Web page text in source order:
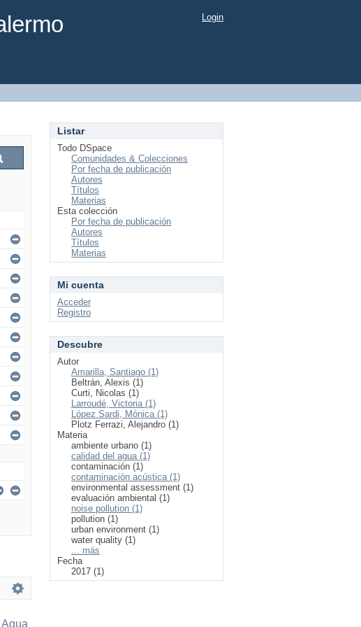
Login
Listar
Todo DSpace
Comunidades & Colecciones
Por fecha de publicación
Autores
Títulos
Materias
Esta colección
Por fecha de publicación
Autores
Títulos
Materias
Mi cuenta
Acceder
Registro
Descubre
Autor
Amarilla, Santiago (1)
Beltrán, Alexis (1)
Curti, Nicolas (1)
Larroudé, Victoria (1)
López Sardi, Mónica (1)
Plotz Ferrazi, Alejandro (1)
Materia
ambiente urbano (1)
calidad del agua (1)
contaminación (1)
contaminación acústica (1)
environmental assessment (1)
evaluación ambiental (1)
noise pollution (1)
pollution (1)
urban environment (1)
water quality (1)
... más
Fecha
2017 (1)